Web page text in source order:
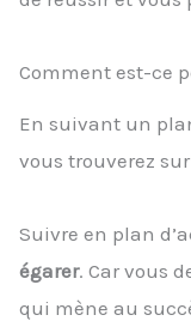
Comment est-ce
En suivant un
vous trouverez
Suivre en plan
égarer. Car vous
qui mène au